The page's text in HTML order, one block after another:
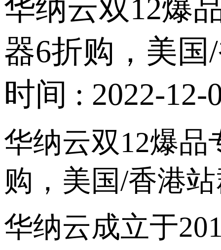
华纳云双12爆
器6折购，美
时间 : 2022-12-
华纳云双12爆品
购，美国/香港
华纳云成立于